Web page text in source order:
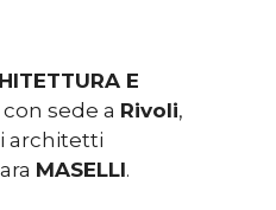
E
sede a Rivoli,
architetti
MASELLI.